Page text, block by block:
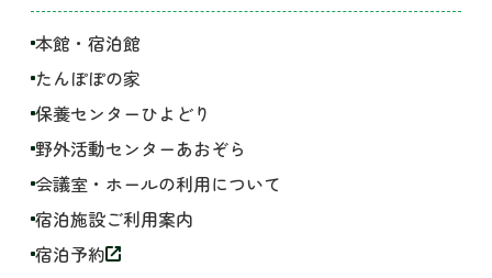
本館・宿泊館
たんぽぽの家
保養センターひよどり
野外活動センターあおぞら
会議室・ホールの利用について
宿泊施設ご利用案内
宿泊予約